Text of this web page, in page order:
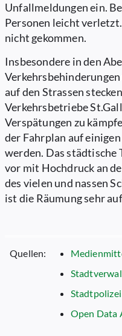
Unfallmeldungen ein.
Personen leicht
nicht gekommen.
Insbesondere in den
auf den Strassen
Verkehrsbetriebe
Verspätungen zu
der Fahrplan auf
werden. Das
vor mit Hochdruck an
des vielen und nassen
ist die Räumung sehr
Quellen:
Stadtpolizei
Open Data